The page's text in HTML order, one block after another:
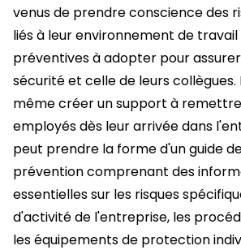
venus de prendre conscience des
liés à leur environnement de
préventives à adopter pour
sécurité et celle de leurs collègues.
même créer un support à
employés dès leur arrivée dans
peut prendre la forme d'un guide
prévention comprenant des
essentielles sur les risques
d'activité de l'entreprise, les
les équipements de protection